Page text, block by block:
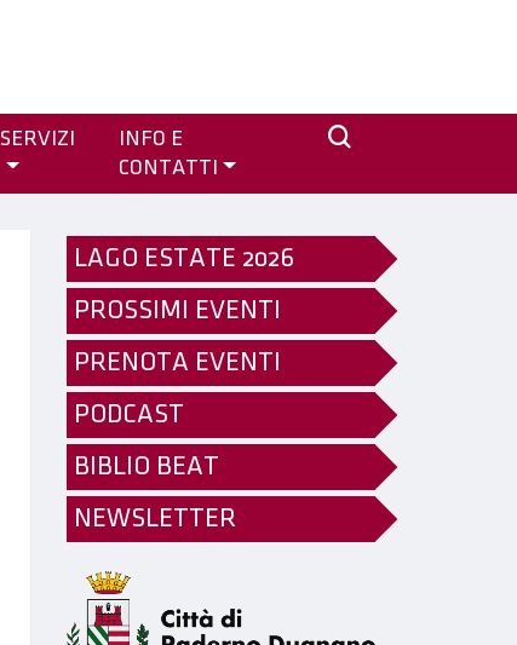
SERVIZI
INFO E
CONTATTI
LAGO ESTATE 2026
PROSSIMI EVENTI
PRENOTA EVENTI
PODCAST
BIBLIO BEAT
NEWSLETTER